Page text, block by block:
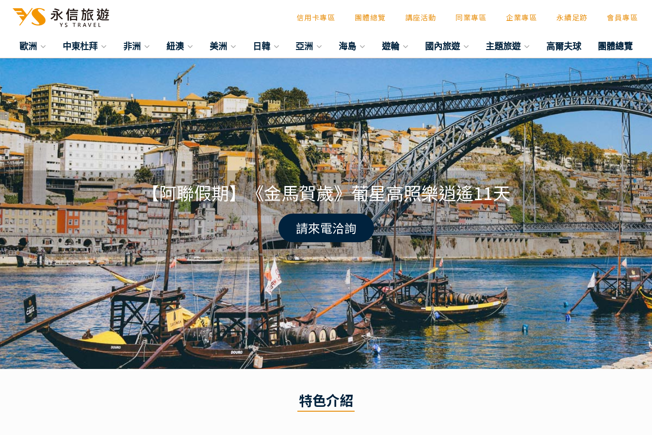
信用卡專區 團體總覽 講座活動 同業專區 企業專區 永續足跡 會員專區
歐洲 中東杜拜 非洲 紐澳 美洲 日韓 亞洲 海島 遊輪 國內旅遊 主題旅遊 高爾夫球 團體總覽
【阿聯假期】《金馬賀歲》葡星高照樂逍遙11天
請來電洽詢
特色介紹